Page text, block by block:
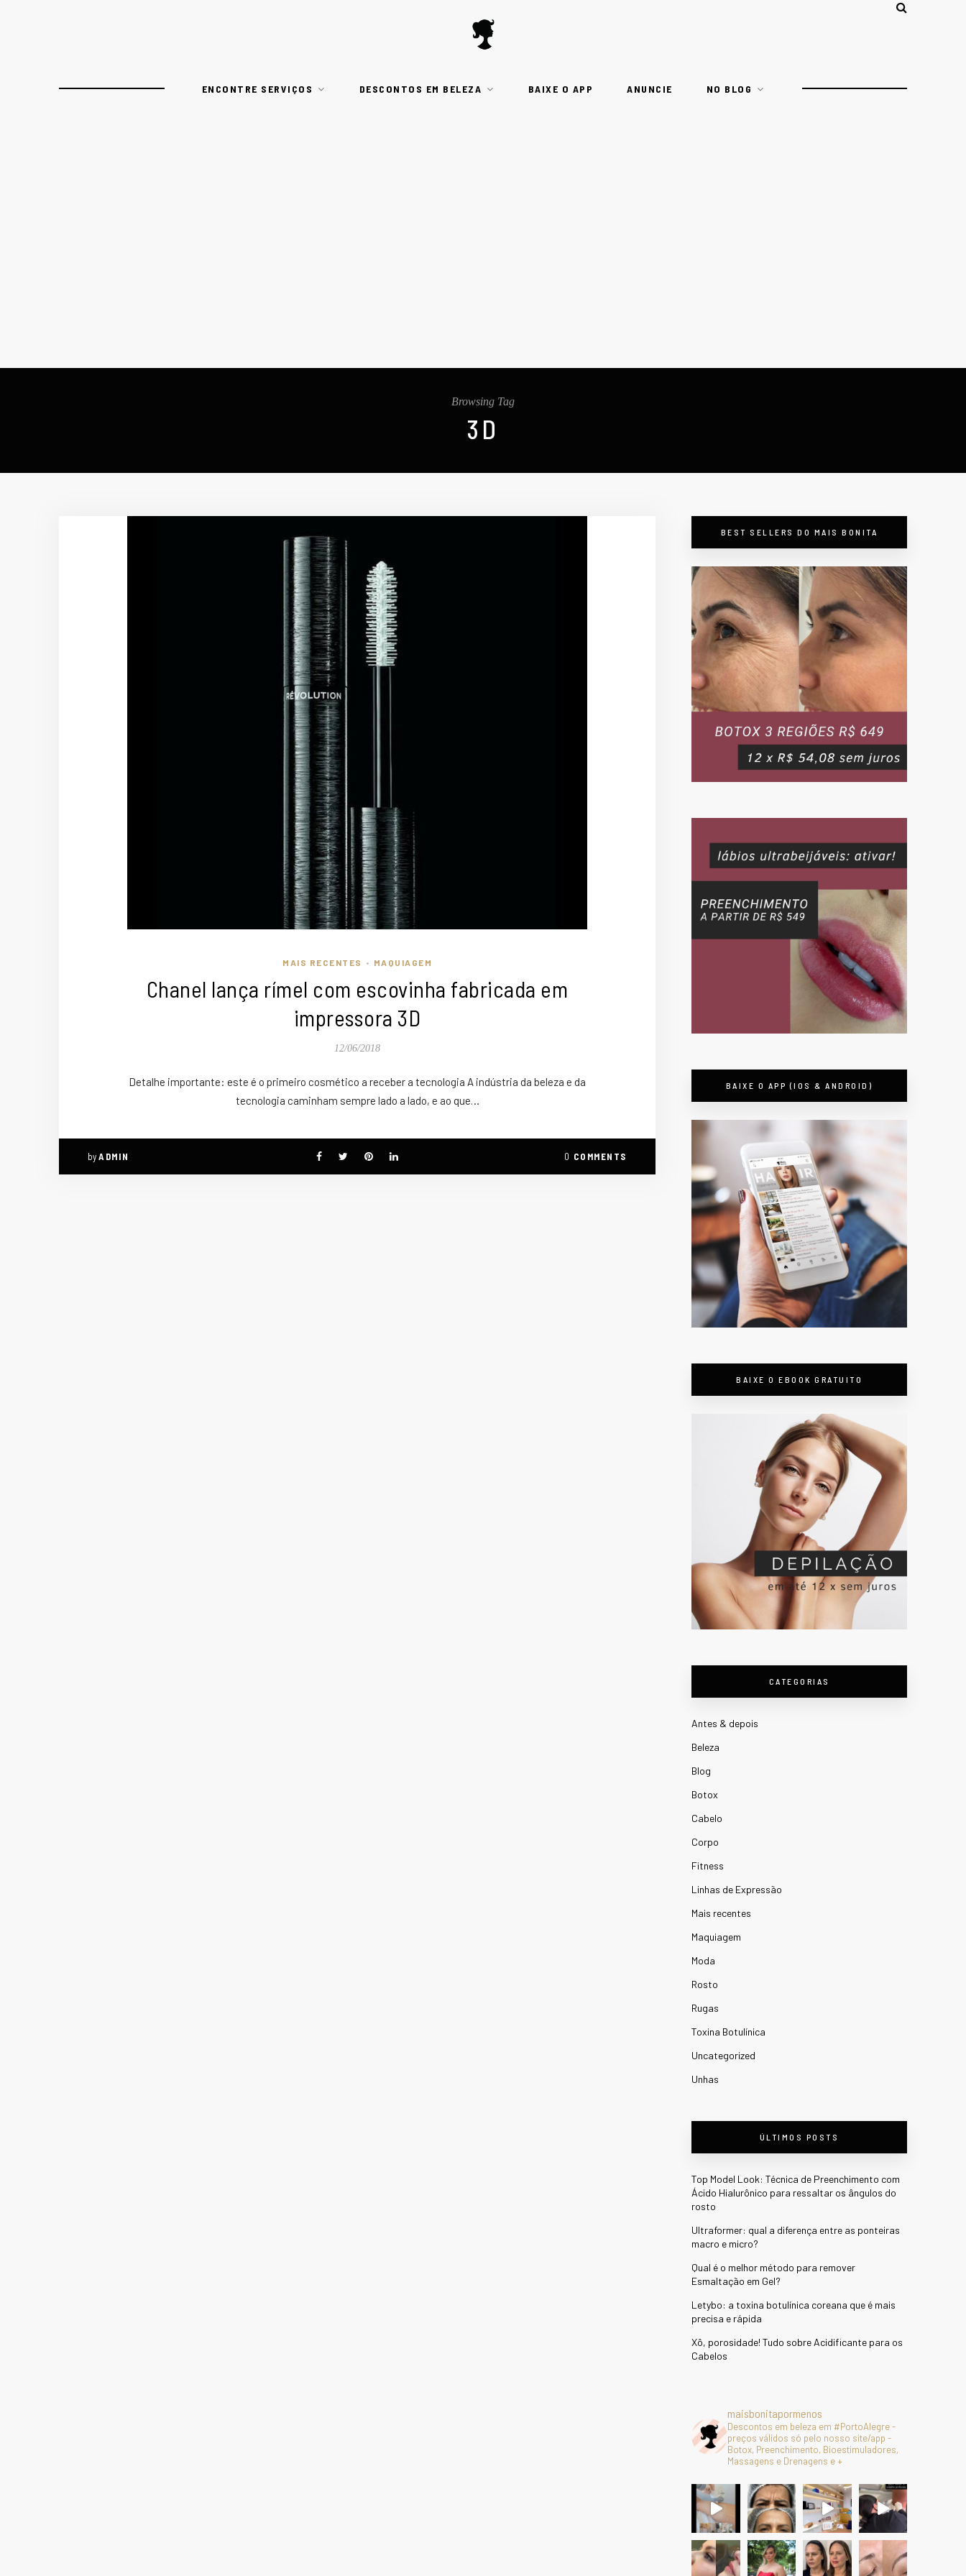
ENCONTRE SERVIÇOS DESCONTOS EM BELEZA BAIXE O APP ANUNCIE NO BLOG
Browsing Tag
3D
MAIS RECENTES • MAQUIAGEM
Chanel lança rímel com escovinha fabricada em
impressora 3D
12/06/2018
Detalhe importante: este é o primeiro cosmético a receber a tecnologia A indústria da beleza e da
tecnologia caminham sempre lado a lado, e ao que…
byADMIN 0 COMMENTS
BEST SELLERS DO MAIS BONITA
BAIXE O APP (IOS & ANDROID)
BAIXE O EBOOK GRATUITO
CATEGORIAS
Antes & depois
Beleza
Blog
Botox
Cabelo
Corpo
Fitness
Linhas de Expressão
Mais recentes
Maquiagem
Moda
Rosto
Rugas
Toxina Botulínica
Uncategorized
Unhas
ÚLTIMOS POSTS
Top Model Look: Técnica de Preenchimento com
Ácido Hialurônico para ressaltar os ângulos do
rosto
Ultraformer: qual a diferença entre as ponteiras
macro e micro?
Qual é o melhor método para remover
Esmaltação em Gel?
Letybo: a toxina botulínica coreana que é mais
precisa e rápida
Xô, porosidade! Tudo sobre Acidificante para os
Cabelos
maisbonitapormenos
Descontos em beleza em #PortoAlegre -
preços válidos só pelo nosso site/app -
Botox, Preenchimento, Bioestimuladores,
Massagens e Drenagens e +